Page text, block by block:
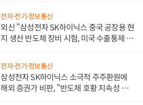
전자·전기·정보통신
외신 "삼성전자 SK하이닉스 중국 공장용 현
지 생산 반도체 장비 시험, 미국 수출통제 대
전자·전기·정보통신
삼성전자 SK하이닉스 소극적 주주환원에
해외 증권가 비판, "반도체 호황 지속성 의